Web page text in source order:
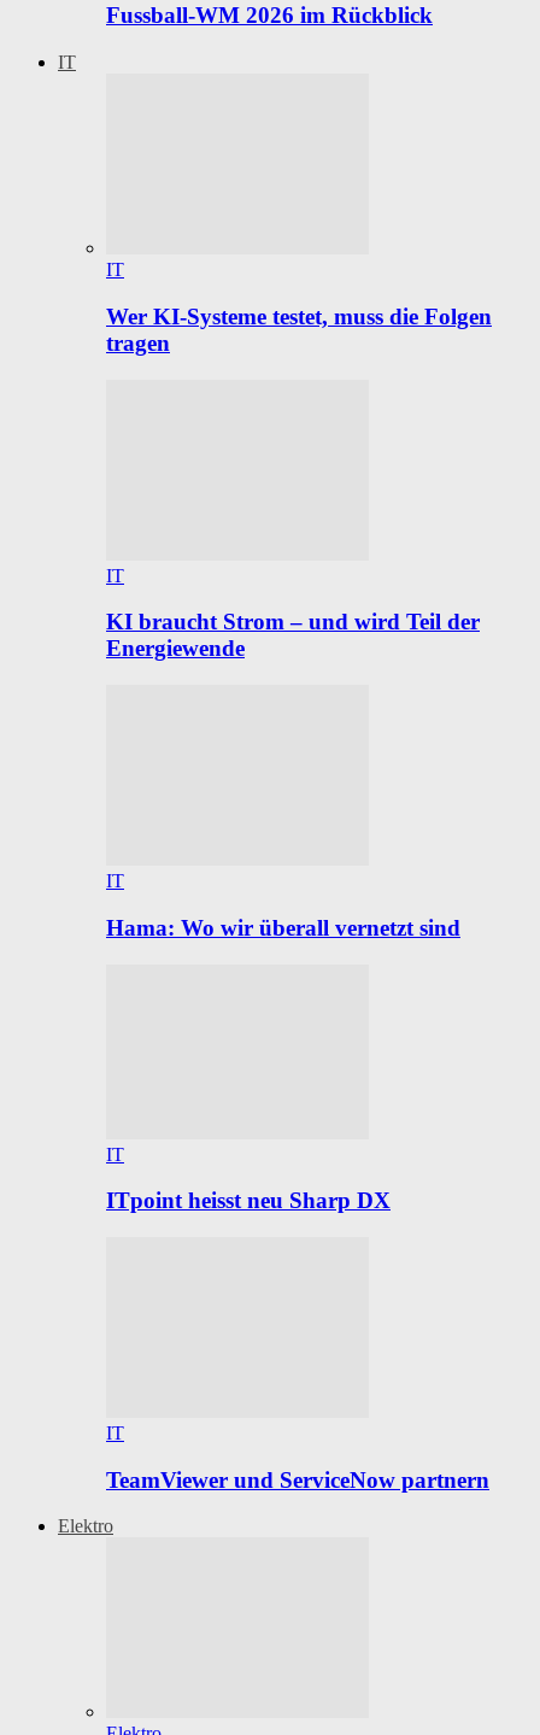
Fussball-WM 2026 im Rückblick
IT
IT
Wer KI-Systeme testet, muss die Folgen
tragen
IT
KI braucht Strom – und wird Teil der
Energiewende
IT
Hama: Wo wir überall vernetzt sind
IT
ITpoint heisst neu Sharp DX
IT
TeamViewer und ServiceNow partnern
Elektro